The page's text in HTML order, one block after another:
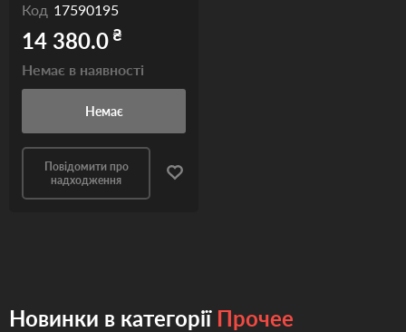
Код 17590195
14 380.0₴
Немає в наявності
Немає
Повідомити про
надходження
Новинки в категорії Прочее